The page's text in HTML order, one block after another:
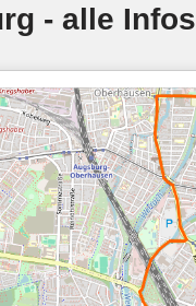
- alle Infos